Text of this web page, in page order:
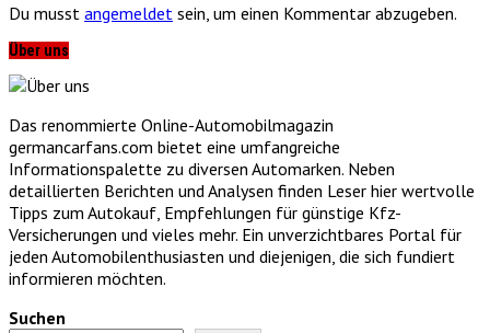
Du musst angemeldet sein, um einen Kommentar abzugeben.
Über uns
Das renommierte Online-Automobilmagazin
germancarfans.com bietet eine umfangreiche
Informationspalette zu diversen Automarken. Neben
detaillierten Berichten und Analysen finden Leser hier wertvolle
Tipps zum Autokauf, Empfehlungen für günstige Kfz-
Versicherungen und vieles mehr. Ein unverzichtbares Portal für
jeden Automobilenthusiasten und diejenigen, die sich fundiert
informieren möchten.
Suchen